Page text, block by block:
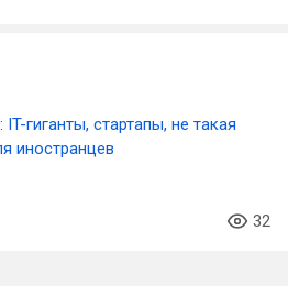
IT-гиганты, стартапы, не такая
иностранцев
32